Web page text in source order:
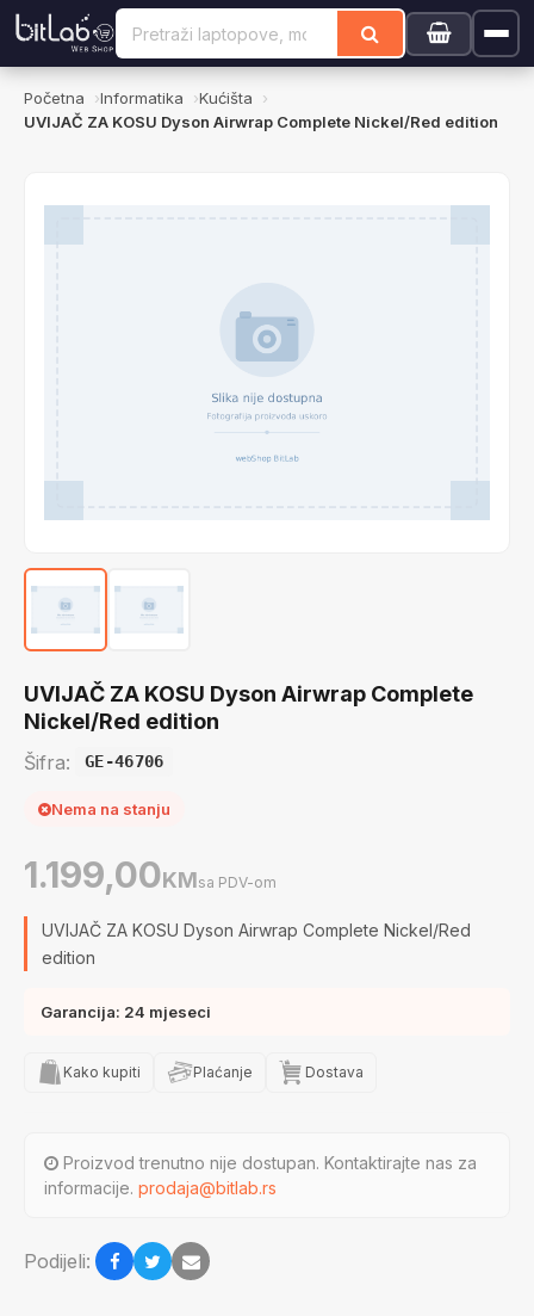
Početna Informatika
Kućišta
UVIJAČ ZA KOSU Dyson Airwrap Complete Nickel/Red edition
UVIJAČ ZA KOSU Dyson Airwrap Complete
Nickel/Red edition
Šifra: GE-46706
Nema na stanju
1.199,00KMsa PDV-om
UVIJAČ ZA KOSU Dyson Airwrap Complete Nickel/Red
edition
Garancija: 24 mjeseci
Kako kupiti Plaćanje Dostava
Proizvod trenutno nije dostupan. Kontaktirajte nas za
informacije. prodaja@bitlab.rs
Podijeli: